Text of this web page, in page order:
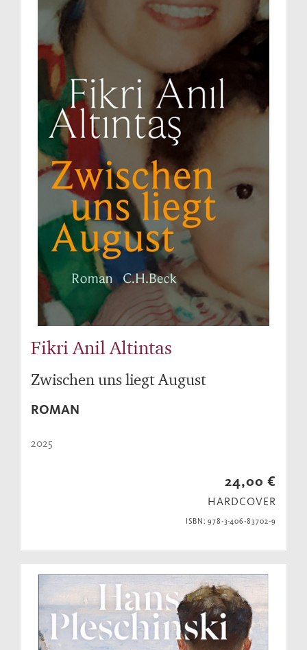
Fikri Anil Altintas
Zwischen uns liegt August
ROMAN
2025
24,00 €
HARDCOVER
ISBN: 978-3-406-83702-9